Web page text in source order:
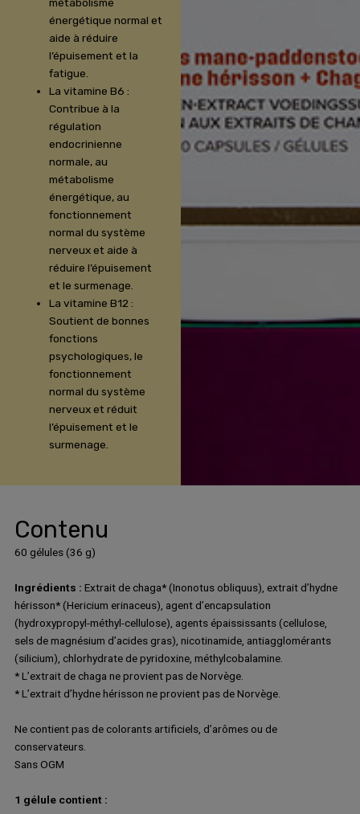
énergétique normal et
aide à réduire
l’épuisement et la
fatigue.
La vitamine B6 :
Contribue à la
régulation
endocrinienne
normale, au
métabolisme
énergétique, au
fonctionnement
normal du système
nerveux et aide à
réduire l’épuisement
et le surmenage.
La vitamine B12 :
Soutient de bonnes
fonctions
psychologiques, le
fonctionnement
normal du système
nerveux et réduit
l’épuisement et le
surmenage.
Contenu
60 gélules (36 g)
Ingrédients : Extrait de chaga* (Inonotus obliquus), extrait d’hydne
hérisson* (Hericium erinaceus), agent d’encapsulation
(hydroxypropyl-méthyl-cellulose), agents épaississants (cellulose,
sels de magnésium d’acides gras), nicotinamide, antiagglomérants
(silicium), chlorhydrate de pyridoxine, méthylcobalamine.
* L’extrait de chaga ne provient pas de Norvège.
* L’extrait d’hydne hérisson ne provient pas de Norvège.
Ne contient pas de colorants artificiels, d’arômes ou de
conservateurs.
Sans OGM
1 gélule contient :